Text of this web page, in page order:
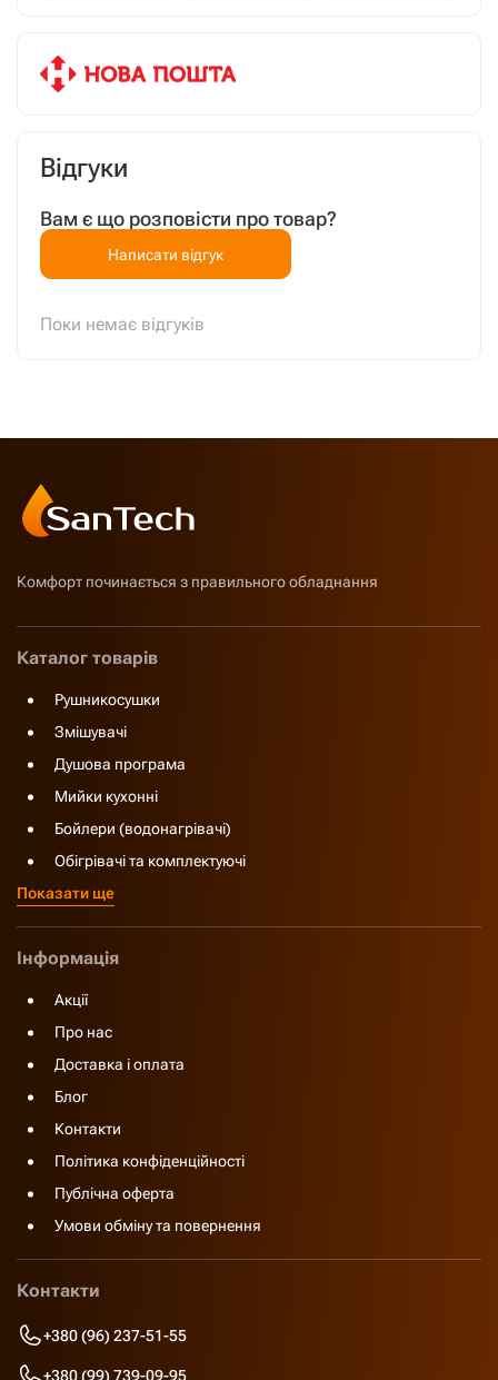
Відгуки
Вам є що розповісти про товар?
Написати відгук
Поки немає відгуків
Комфорт починається з правильного обладнання
Каталог товарів
Рушникосушки
Змішувачі
Душова програма
Мийки кухонні
Бойлери (водонагрівачі)
Обігрівачі та комплектуючі
Показати ще
Інформація
Акції
Про нас
Доставка і оплата
Блог
Контакти
Політика конфіденційності
Публічна оферта
Умови обміну та повернення
Контакти
+380 (96) 237-51-55
+380 (99) 739-09-95